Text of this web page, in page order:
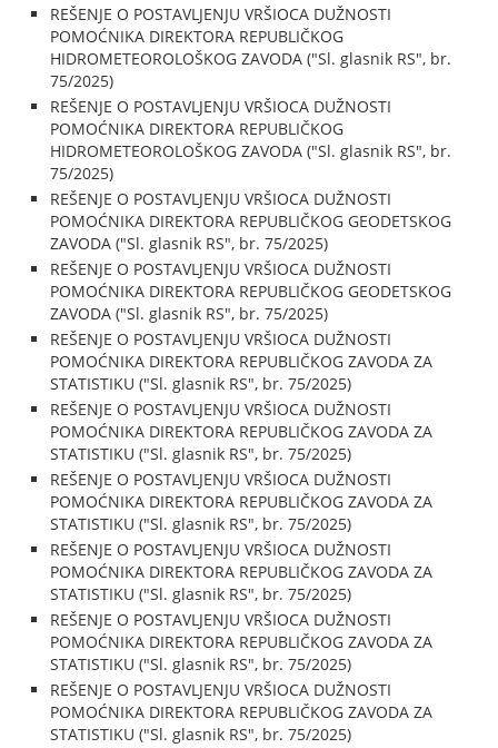
REŠENJE O POSTAVLJENJU VRŠIOCA DUŽNOSTI
POMOĆNIKA DIREKTORA REPUBLIČKOG
HIDROMETEOROLOŠKOG ZAVODA ("Sl. glasnik RS", br.
75/2025)
REŠENJE O POSTAVLJENJU VRŠIOCA DUŽNOSTI
POMOĆNIKA DIREKTORA REPUBLIČKOG
HIDROMETEOROLOŠKOG ZAVODA ("Sl. glasnik RS", br.
75/2025)
REŠENJE O POSTAVLJENJU VRŠIOCA DUŽNOSTI
POMOĆNIKA DIREKTORA REPUBLIČKOG GEODETSKOG
ZAVODA ("Sl. glasnik RS", br. 75/2025)
REŠENJE O POSTAVLJENJU VRŠIOCA DUŽNOSTI
POMOĆNIKA DIREKTORA REPUBLIČKOG GEODETSKOG
ZAVODA ("Sl. glasnik RS", br. 75/2025)
REŠENJE O POSTAVLJENJU VRŠIOCA DUŽNOSTI
POMOĆNIKA DIREKTORA REPUBLIČKOG ZAVODA ZA
STATISTIKU ("Sl. glasnik RS", br. 75/2025)
REŠENJE O POSTAVLJENJU VRŠIOCA DUŽNOSTI
POMOĆNIKA DIREKTORA REPUBLIČKOG ZAVODA ZA
STATISTIKU ("Sl. glasnik RS", br. 75/2025)
REŠENJE O POSTAVLJENJU VRŠIOCA DUŽNOSTI
POMOĆNIKA DIREKTORA REPUBLIČKOG ZAVODA ZA
STATISTIKU ("Sl. glasnik RS", br. 75/2025)
REŠENJE O POSTAVLJENJU VRŠIOCA DUŽNOSTI
POMOĆNIKA DIREKTORA REPUBLIČKOG ZAVODA ZA
STATISTIKU ("Sl. glasnik RS", br. 75/2025)
REŠENJE O POSTAVLJENJU VRŠIOCA DUŽNOSTI
POMOĆNIKA DIREKTORA REPUBLIČKOG ZAVODA ZA
STATISTIKU ("Sl. glasnik RS", br. 75/2025)
REŠENJE O POSTAVLJENJU VRŠIOCA DUŽNOSTI
POMOĆNIKA DIREKTORA REPUBLIČKOG ZAVODA ZA
STATISTIKU ("Sl. glasnik RS", br. 75/2025)